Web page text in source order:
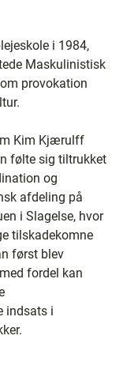
i 1984,
Maskulinistisk
provokation
Kim Kjærulff
følte sig tiltrukket
og
afdeling på
i Slagelse, hvor
tilskadekomne
først blev
fordel kan
indsats i